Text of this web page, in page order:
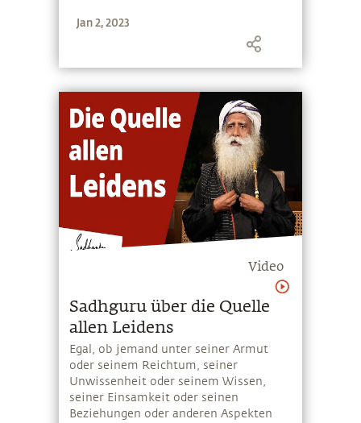
Jan 2, 2023
Video
Sadhguru über die Quelle
allen Leidens
Egal, ob jemand unter seiner Armut
oder seinem Reichtum, seiner
Unwissenheit oder seinem Wissen,
seiner Einsamkeit oder seinen
Beziehungen oder anderen Aspekten